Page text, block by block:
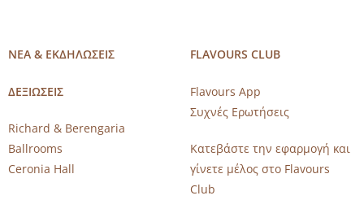
ΝΕΑ & ΕΚΔΗΛΩΣΕΙΣ
ΔΕΞΙΩΣΕΙΣ
Richard & Berengaria
Ballrooms
Ceronia Hall
FLAVOURS CLUB
Flavours App
Συχνές Ερωτήσεις
Κατεβάστε την εφαρμογή και
γίνετε μέλος στο Flavours
Club